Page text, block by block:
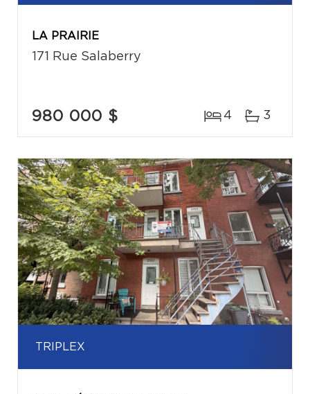
LA PRAIRIE
171 Rue Salaberry
980 000 $ 4 3
TRIPLEX